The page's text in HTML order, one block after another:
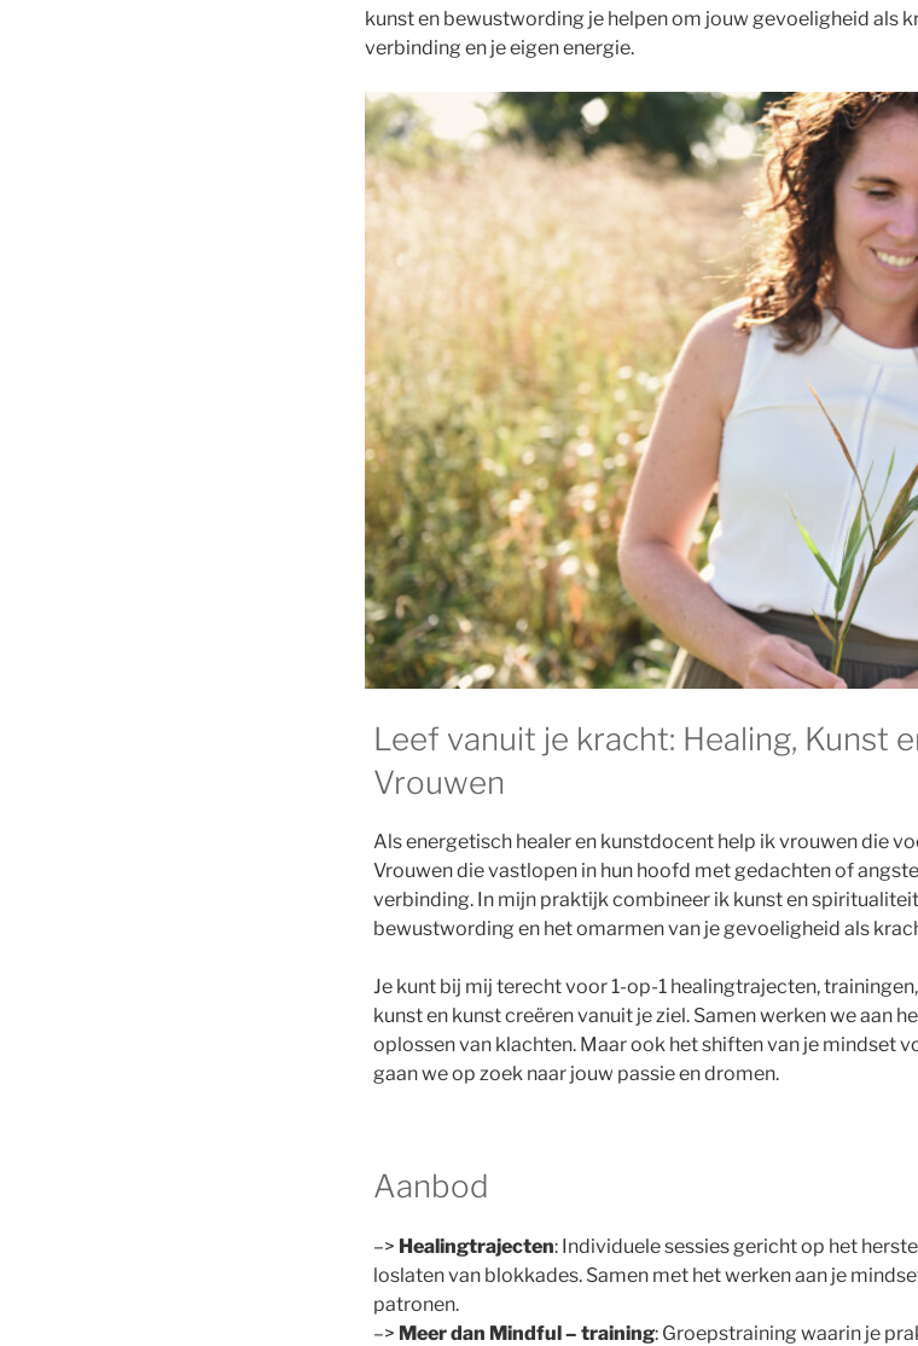
kunst en bewustwording je helpen om jouw gevoeligheid als
verbinding en je eigen energie.
Leef vanuit je kracht: Healing, Kunst
Vrouwen
Als energetisch healer en kunstdocent help ik vrouwen die
Vrouwen die vastlopen in hun hoofd met gedachten of
verbinding. In mijn praktijk combineer ik kunst en
bewustwording en het omarmen van je gevoeligheid als
Je kunt bij mij terecht voor 1-op-1 healingtrajecten,
kunst en kunst creëren vanuit je ziel. Samen werken we aan
oplossen van klachten. Maar ook het shiften van je mindset
gaan we op zoek naar jouw passie en dromen.
Aanbod
–> Healingtrajecten: Individuele sessies gericht op het
loslaten van blokkades. Samen met het werken aan je
patronen.
–> Meer dan Mindful – training: Groepstraining waarin je